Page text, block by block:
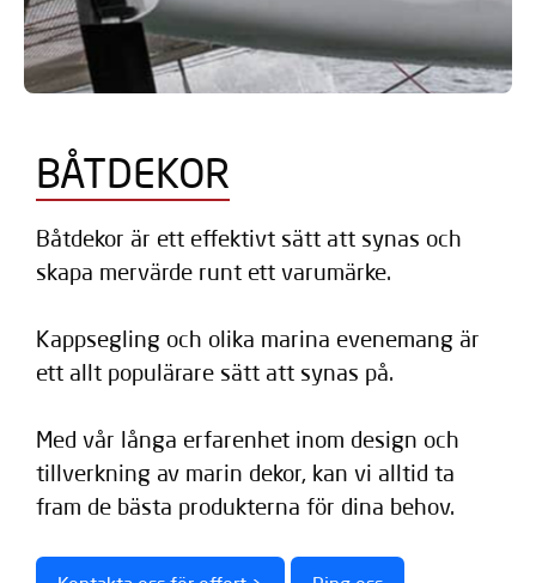
BÅTDEKOR
Båtdekor är ett effektivt sätt att synas och
skapa mervärde runt ett varumärke.
Kappsegling och olika marina evenemang är
ett allt populärare sätt att synas på.
Med vår långa erfarenhet inom design och
tillverkning av marin dekor, kan vi alltid ta
fram de bästa produkterna för dina behov.